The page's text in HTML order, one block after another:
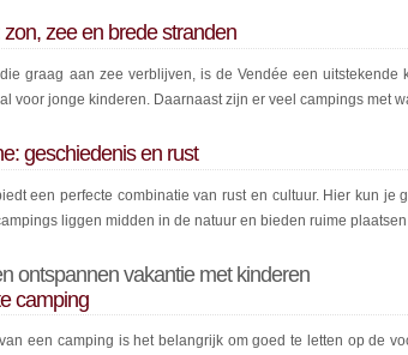
zee en brede stranden
graag aan zee verblijven, is de Vendée een
voor jonge kinderen. Daarnaast zijn er veel campings met
geschiedenis en rust
een perfecte combinatie van rust en cultuur. Hier kun
liggen midden in de natuur en bieden ruime plaatsen
ontspannen vakantie met kinderen
camping
een camping is het belangrijk om goed te letten op de